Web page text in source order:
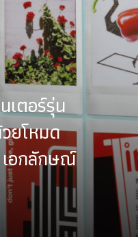
ตอร์รุ่น
ยโหมด
อกลักษณ์